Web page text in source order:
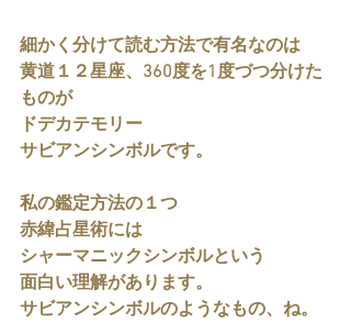
細かく分けて読む方法で有名なのは
黄道１２星座、360度を1度づつ分けた
ものが
ドデカテモリー
サビアンシンボルです。
私の鑑定方法の１つ
赤緯占星術には
シャーマニックシンボルという
面白い理解があります。
サビアンシンボルのようなもの、ね。